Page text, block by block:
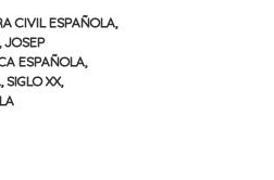
CIVIL ESPAÑOLA
JOSEP
ESPAÑOLA
SIGLO XX,